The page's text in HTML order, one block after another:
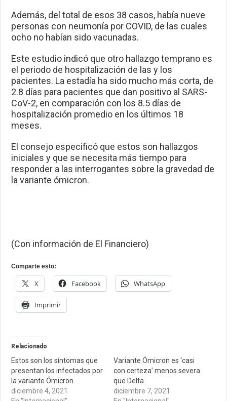
Además, del total de esos 38 casos, había nueve
personas con neumonía por COVID, de las cuales
ocho no habían sido vacunadas.
Este estudio indicó que otro hallazgo temprano es
el periodo de hospitalización de las y los
pacientes. La estadía ha sido mucho más corta, de
2.8 días para pacientes que dan positivo al SARS-
CoV-2, en comparación con los 8.5 días de
hospitalización promedio en los últimos 18
meses.
El consejo especificó que estos son hallazgos
iniciales y que se necesita más tiempo para
responder a las interrogantes sobre la gravedad de
la variante ómicron.
(Con información de El Financiero)
Comparte esto:
X Facebook WhatsApp
Imprimir
Relacionado
Estos son los síntomas que
presentan los infectados por
la variante Ómicron
diciembre 4, 2021
Variante Ómicron es ‘casi
con certeza’ menos severa
que Delta
diciembre 7, 2021